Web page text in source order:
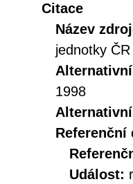
Citace
Název
jednotky
1998
Referenční
Událost: